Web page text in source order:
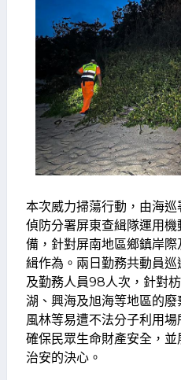
本次威力掃蕩行動，由海
偵防分署屏東查緝隊運用
備，針對屏南地區鄉鎮岸
緝作為。兩日勤務共動員
及勤務人員98人次，針對
湖、興海及旭海等地區的
風林等易遭不法分子利用
確保民眾生命財產安全，
治安的決心。